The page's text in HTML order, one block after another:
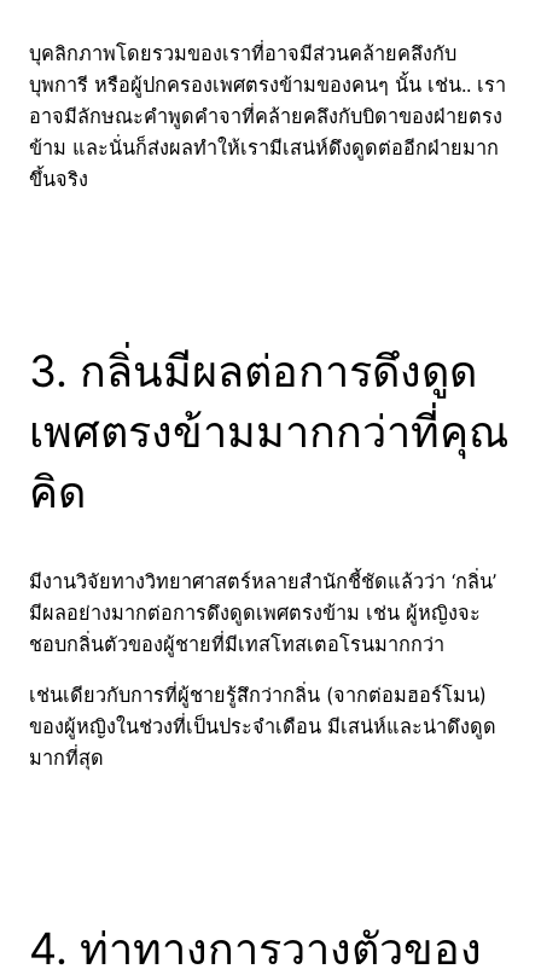
บุคลิกภาพโดยรวมของเราที่อาจมีส่วนคล้ายคลึงกับ
บุพการี หรือผู้ปกครองเพศตรงข้ามของคนๆ นั้น เช่น.. เรา
อาจมีลักษณะคำพูดคำจาที่คล้ายคลึงกับบิดาของฝ่ายตรง
ข้าม และนั่นก็ส่งผลทำให้เรามีเสน่ห์ดึงดูดต่ออีกฝ่ายมาก
ขึ้นจริง
3. กลิ่นมีผลต่อการดึงดูด
เพศตรงข้ามมากกว่าที่คุณ
คิด
มีงานวิจัยทางวิทยาศาสตร์หลายสำนักชี้ชัดแล้วว่า ‘กลิ่น’
มีผลอย่างมากต่อการดึงดูดเพศตรงข้าม เช่น ผู้หญิงจะ
ชอบกลิ่นตัวของผู้ชายที่มีเทสโทสเตอโรนมากกว่า
เช่นเดียวกับการที่ผู้ชายรู้สึกว่ากลิ่น (จากต่อมฮอร์โมน)
ของผู้หญิงในช่วงที่เป็นประจำเดือน มีเสน่ห์และน่าดึงดูด
มากที่สุด
4. ท่าทางการวางตัวของ